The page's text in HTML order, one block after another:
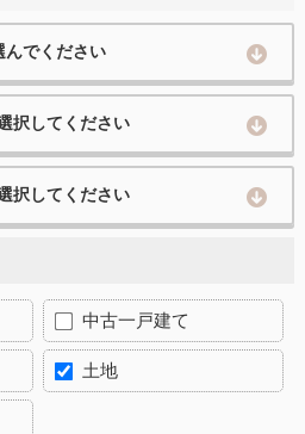
んでください
択してください
択してください
中古一戸建て
土地